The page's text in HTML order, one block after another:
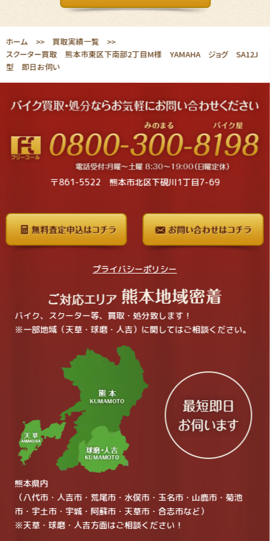
ホーム 買取実績一覧
スクーター買取 熊本市東区下南部2丁目M様 YAMAHA ジョグ SA12J
型 即日お伺い
〒861-5522 熊本市北区下硯川1丁目7-69
プライバシーポリシー
バイク、スクーター等、買取・処分致します！
※一部地域（天草・球磨・人吉）に関してはご相談ください。
熊本県内
（八代市・人吉市・荒尾市・水俣市・玉名市・山鹿市・菊池
市・宇土市・宇城・阿蘇市・天草市・合志市など）
※天草・球磨・人吉方面はご相談ください！